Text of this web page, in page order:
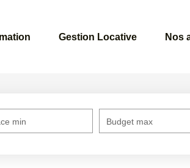
Gestion Locative Nos
min Budget max